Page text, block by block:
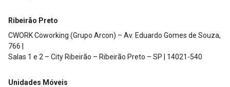
Ribeirão Preto
CWORK Coworking (Grupo Arcon) – Av. Eduardo Gomes de Souza,
766 |
Salas 1 e 2 – City Ribeirão – Ribeirão Preto – SP | 14021-540
Unidades Móveis